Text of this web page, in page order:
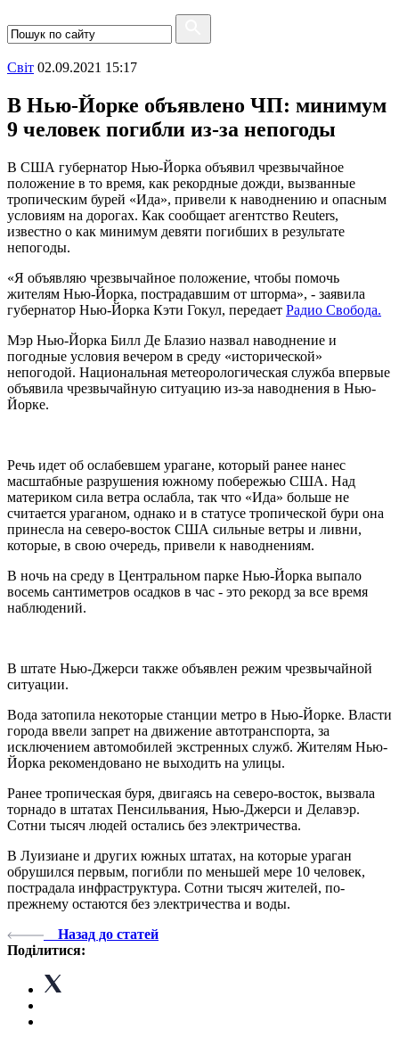
Свiт 02.09.2021 15:17
В Нью-Йорке объявлено ЧП: минимум
9 человек погибли из-за непогоды
В США губернатор Нью-Йорка объявил чрезвычайное
положение в то время, как рекордные дожди, вызванные
тропическим бурей «Ида», привели к наводнению и опасным
условиям на дорогах. Как сообщает агентство Reuters,
известно о как минимум девяти погибших в результате
непогоды.
«Я объявляю чрезвычайное положение, чтобы помочь
жителям Нью-Йорка, пострадавшим от шторма», - заявила
губернатор Нью-Йорка Кэти Гокул, передает Радио Свобода.
Мэр Нью-Йорка Билл Де Блазио назвал наводнение и
погодные условия вечером в среду «исторической»
непогодой. Национальная метеорологическая служба впервые
объявила чрезвычайную ситуацию из-за наводнения в Нью-
Йорке.
Речь идет об ослабевшем урагане, который ранее нанес
масштабные разрушения южному побережью США. Над
материком сила ветра ослабла, так что «Ида» больше не
считается ураганом, однако и в статусе тропической бури она
принесла на северо-восток США сильные ветры и ливни,
которые, в свою очередь, привели к наводнениям.
В ночь на среду в Центральном парке Нью-Йорка выпало
восемь сантиметров осадков в час - это рекорд за все время
наблюдений.
В штате Нью-Джерси также объявлен режим чрезвычайной
ситуации.
Вода затопила некоторые станции метро в Нью-Йорке. Власти
города ввели запрет на движение автотранспорта, за
исключением автомобилей экстренных служб. Жителям Нью-
Йорка рекомендовано не выходить на улицы.
Ранее тропическая буря, двигаясь на северо-восток, вызвала
торнадо в штатах Пенсильвания, Нью-Джерси и Делавэр.
Сотни тысяч людей остались без электричества.
В Луизиане и других южных штатах, на которые ураган
обрушился первым, погибли по меньшей мере 10 человек,
пострадала инфраструктура. Сотни тысяч жителей, по-
прежнему остаются без электричества и воды.
Назад до статей
Поділитися: